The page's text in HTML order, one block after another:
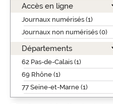
Accès en ligne
Journaux numérisés (1)
Journaux non numérisés (0)
Départements
62 Pas-de-Calais (1)
69 Rhône (1)
77 Seine-et-Marne (1)